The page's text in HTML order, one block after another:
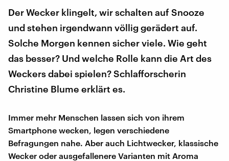
Der Wecker klingelt, wir schalten auf Snooze
und stehen irgendwann völlig gerädert auf.
Solche Morgen kennen sicher viele. Wie geht
das besser? Und welche Rolle kann die Art des
Weckers dabei spielen? Schlafforscherin
Christine Blume erklärt es.
Immer mehr Menschen lassen sich von ihrem
Smartphone wecken, legen verschiedene
Befragungen nahe. Aber auch Lichtwecker, klassische
Wecker oder ausgefallenere Varianten mit Aroma